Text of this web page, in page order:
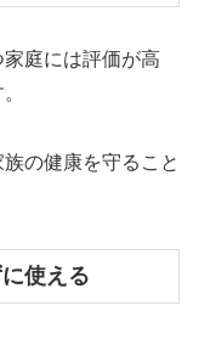
庭には評価が高
の健康を守ること
使える